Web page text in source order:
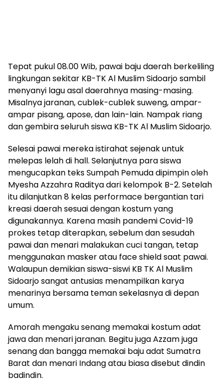
Tepat pukul 08.00 Wib, pawai baju daerah berkeliling
lingkungan sekitar KB-TK Al Muslim Sidoarjo sambil
menyanyi lagu asal daerahnya masing-masing.
Misalnya jaranan, cublek-cublek suweng, ampar-
ampar pisang, apose, dan lain-lain. Nampak riang
dan gembira seluruh siswa KB-TK Al Muslim Sidoarjo.
Selesai pawai mereka istirahat sejenak untuk
melepas lelah di hall. Selanjutnya para siswa
mengucapkan teks Sumpah Pemuda dipimpin oleh
Myesha Azzahra Raditya dari kelompok B-2. Setelah
itu dilanjutkan 8 kelas performace bergantian tari
kreasi daerah sesuai dengan kostum yang
digunakannya. Karena masih pandemi Covid-19
prokes tetap diterapkan, sebelum dan sesudah
pawai dan menari malakukan cuci tangan, tetap
menggunakan masker atau face shield saat pawai.
Walaupun demikian siswa-siswi KB TK Al Muslim
Sidoarjo sangat antusias menampilkan karya
menarinya bersama teman sekelasnya di depan
umum.
Amorah mengaku senang memakai kostum adat
jawa dan menari jaranan. Begitu juga Azzam juga
senang dan bangga memakai baju adat Sumatra
Barat dan menari Indang atau biasa disebut dindin
badindin.